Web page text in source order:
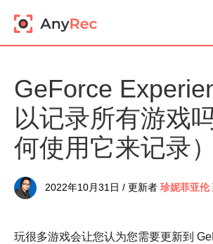
GeForce
以记录所有游戏
何使用它来记录）
2022年10月31日 / 更新者 珍妮菲亚伦
玩很多游戏会让您认为您需要更新到